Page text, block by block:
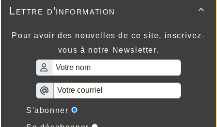

Lettre d'information
Pour avoir des nouvelles de ce site, inscrivez-
vous à notre Newsletter.
S'abonner